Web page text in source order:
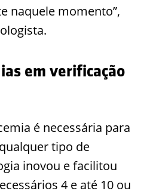
naquele momento”,
em verificação
é necessária para
tipo de
inovou e facilitou
4 e até 10 ou